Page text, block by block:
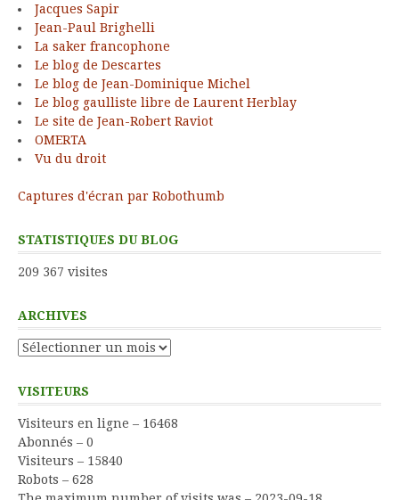
Jacques Sapir
Jean-Paul Brighelli
La saker francophone
Le blog de Descartes
Le blog de Jean-Dominique Michel
Le blog gaulliste libre de Laurent Herblay
Le site de Jean-Robert Raviot
OMERTA
Vu du droit
Captures d'écran par Robothumb
STATISTIQUES DU BLOG
209 367 visites
ARCHIVES
Archives
VISITEURS
Visiteurs en ligne – 16468
Abonnés – 0
Visiteurs – 15840
Robots – 628